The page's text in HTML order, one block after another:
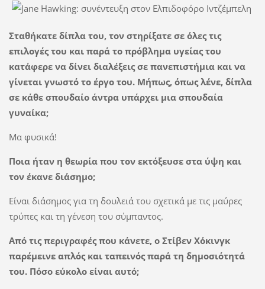
Σταθήκατε δίπλα του, τον στηρίξατε σε όλες τις
επιλογές του και παρά το πρόβλημα υγείας του
κατάφερε να δίνει διαλέξεις σε πανεπιστήμια και να
γίνεται γνωστό το έργο του. Μήπως, όπως λένε, δίπλα
σε κάθε σπουδαίο άντρα υπάρχει μια σπουδαία
γυναίκα;
Μα φυσικά!
Ποια ήταν η θεωρία που τον εκτόξευσε στα ύψη και
τον έκανε διάσημο;
Είναι διάσημος για τη δουλειά του σχετικά με τις μαύρες
τρύπες και τη γένεση του σύμπαντος.
Από τις περιγραφές που κάνετε, ο Στίβεν Χόκινγκ
παρέμεινε απλός και ταπεινός παρά τη δημοσιότητά
του. Πόσο εύκολο είναι αυτό;